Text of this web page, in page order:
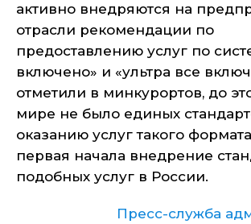
активно внедряются на
отрасли рекомендации по
предоставлению услуг по
включено» и «ультра все
отметили в минкурортов, до
мире не было единых
оказанию услуг такого
первая начала внедрение
подобных услуг в России.
Пресс-служба